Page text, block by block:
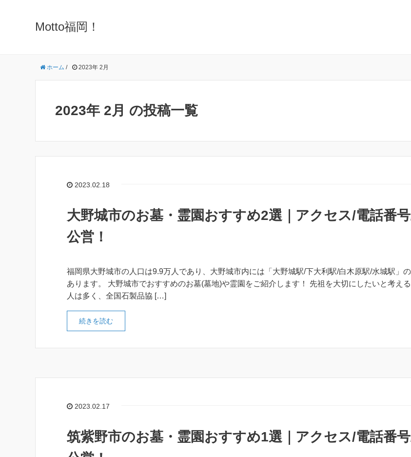
Motto福岡！
ホーム / 2023年 2月
2023年 2月 の投稿一覧
2023.02.18
大野城市のお墓・霊園おすすめ2選｜アクセス/電話番
公営！
福岡県大野城市の人口は9.9万人であり、大野城市内には「大野城駅/下大利駅/白木原駅/水城駅」
あります。 大野城市でおすすめのお墓(墓地)や霊園をご紹介します！ 先祖を大切にしたいと考え
人は多く、全国石製品協 […]
続きを読む
2023.02.17
筑紫野市のお墓・霊園おすすめ1選｜アクセス/電話番